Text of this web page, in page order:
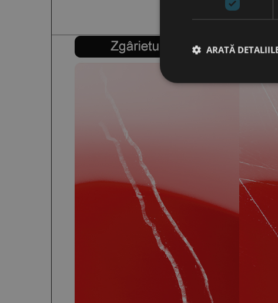
ARATĂ
Cookie-urile strict
contului. Site-ul web nu
CookieScriptConsent
Nume